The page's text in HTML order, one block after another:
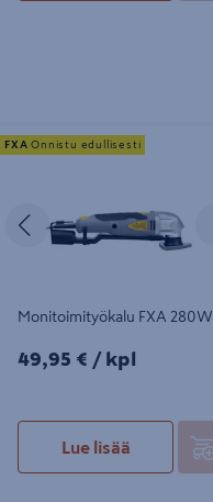
Monitoimityökalu FXA 280W
Edellinen
Monitoimityökalu FXA 280W
49,95€/kpl
49,95 € / kpl
Lue lisää
FXA Onnistu edullisesti